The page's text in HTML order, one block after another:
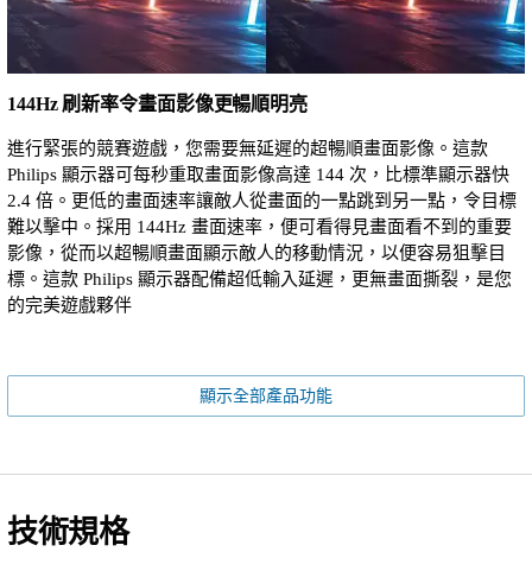
144Hz 刷新率令畫面影像更暢順明亮
進行緊張的競賽遊戲，您需要無延遲的超暢順畫面影像。這款
Philips 顯示器可每秒重取畫面影像高達 144 次，比標準顯示器快
2.4 倍。更低的畫面速率讓敵人從畫面的一點跳到另一點，令目標
難以擊中。採用 144Hz 畫面速率，便可看得見畫面看不到的重要
影像，從而以超暢順畫面顯示敵人的移動情況，以便容易狙擊目
標。這款 Philips 顯示器配備超低輸入延遲，更無畫面撕裂，是您
的完美遊戲夥伴
顯示全部產品功能
技術規格